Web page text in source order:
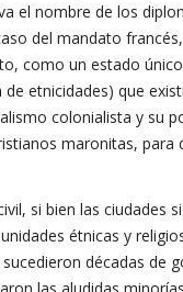
el nombre de los
del mandato
como un estado
etnicidades) que
colonialista y su
maronitas, para
si bien las ciudades
étnicas y
décadas de